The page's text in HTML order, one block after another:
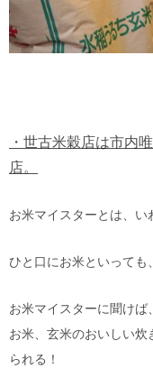
・世古米穀店は市内
店。
お米マイスターとは、い
ひと口にお米といっても
お米マイスターに聞け
お米、玄米のおいしい
られる！